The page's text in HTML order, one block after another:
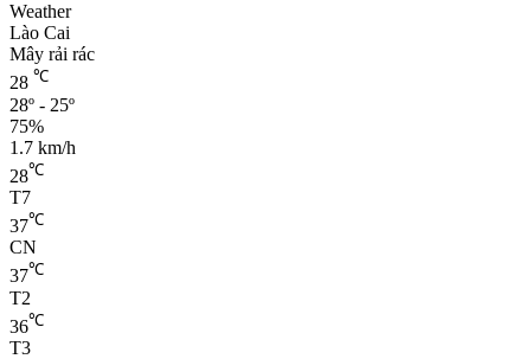
Weather
Lào Cai
Mây rải rác
28 ℃
28º - 25º
75%
1.7 km/h
28℃
T7
37℃
CN
37℃
T2
36℃
T3